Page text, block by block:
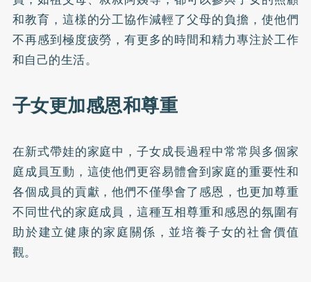
和教育，這樣的分工協作減輕了父母的負擔，使他們
不再感到極度疲勞，有更多的時間和精力專注於工作
和自己的生活。
子女更加感恩和尊重
在新式帶娃的家庭中，子女成長過程中常常與多個家
庭成員互動，這使他們更容易體會到家庭的重要性和
各個成員的貢獻，他們不僅學會了感恩，也更加尊重
不同世代的家庭成員，這種互相尊重和感恩的氛圍有
助於建立健康的家庭關係，並培養子女的社會價值
觀。